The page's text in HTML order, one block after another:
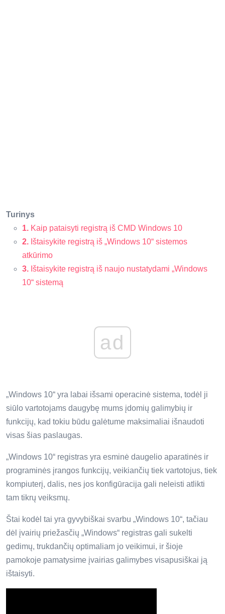
Turinys
1. Kaip pataisyti registrą iš CMD Windows 10
2. Ištaisykite registrą iš „Windows 10“ sistemos
atkūrimo
3. Ištaisykite registrą iš naujo nustatydami „Windows
10“ sistemą
ad
„Windows 10“ yra labai išsami operacinė sistema, todėl ji
siūlo vartotojams daugybę mums įdomių galimybių ir
funkcijų, kad tokiu būdu galėtume maksimaliai išnaudoti
visas šias paslaugas.
„Windows 10“ registras yra esminė daugelio aparatinės ir
programinės įrangos funkcijų, veikiančių tiek vartotojus, tiek
kompiuterį, dalis, nes jos konfigūracija gali neleisti atlikti
tam tikrų veiksmų.
Štai kodėl tai yra gyvybiškai svarbu „Windows 10“, tačiau
dėl įvairių priežasčių „Windows“ registras gali sukelti
gedimų, trukdančių optimaliam jo veikimui, ir šioje
pamokoje pamatysime įvairias galimybes visapusiškai ją
ištaisyti.